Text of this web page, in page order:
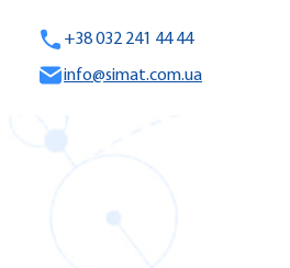
+38 032 241 44 44
info@simat.com.ua